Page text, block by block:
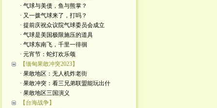
· 气球与美债，鱼与熊掌？
· 又一拨气球来了，打吗？
· 提前庆祝众议院气球委员会成立
· 气球是美国极限施压的道具
· 气球东南飞，千里一徘徊
· 元宵节：蛇灯欢乐颂
【缅甸果敢冲突2023】
· 果敢地区：无人机炸老街
· 果敢冲突：看三兄弟联盟能玩出什
· 果敢地区三国演义
【台海战争】